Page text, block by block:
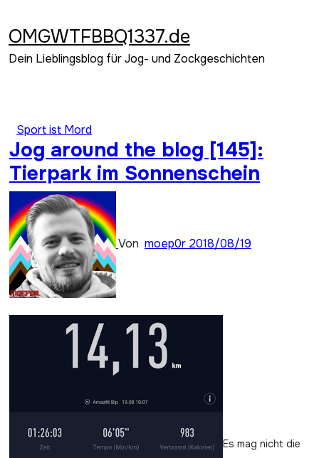
springen
OMGWTFBBQ1337.de
Dein Lieblingsblog für Jog- und Zockgeschichten
Sport ist Mord
Jog around the blog [145]:
Tierpark im Sonnenschein
Von moep0r 2018/08/19
Es mag nicht die